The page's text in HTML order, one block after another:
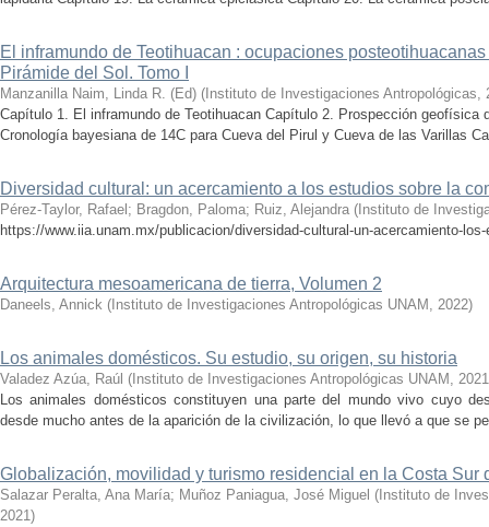
El inframundo de Teotihuacan : ocupaciones
Pirámide del Sol. Tomo I
Manzanilla Naim, Linda R. (Ed) ( Instituto de Investigaciones Antropológicas,
Capítulo 1. El inframundo de Teotihuacan Capítulo 2. Prospección geofísica
Cronología bayesiana de 14C para Cueva del Pirul y Cueva de las Varillas
Diversidad cultural: un acercamiento a los estudios sobre la
Pérez-Taylor, Rafael ; Bragdon, Paloma; Ruiz, Alejandra ( Instituto de
https://www.iia.unam.mx/publicacion/diversidad-cultural-un-acercamiento-
Arquitectura mesoamericana de tierra, Volumen 2
Daneels, Annick ( Instituto de Investigaciones Antropológicas UNAM , 2022)
Los animales domésticos. Su estudio, su origen, su historia
Valadez Azúa, Raúl ( Instituto de Investigaciones Antropológicas UNAM ,
Los animales domésticos constituyen una parte del mundo vivo cuyo
desde mucho antes de la aparición de la civilización, lo que llevó a que se
Globalización, movilidad y turismo residencial en la Costa Sur
Salazar Peralta, Ana María; Muñoz Paniagua, José Miguel ( Instituto de
2021)